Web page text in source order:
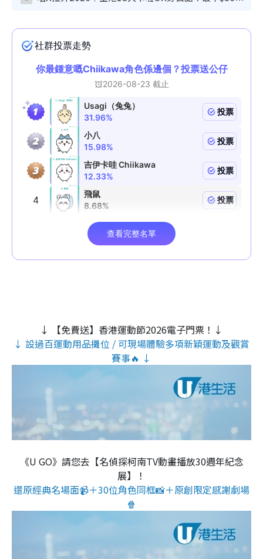
↓ 【免費送】香港運動節2026電子門票！↓
↓ 設過百運動用品攤位 / 可現場體驗多項新穎運動及觀賞
賽事🔥 ↓
《U GO》請您去【名偵探柯南TV動畫播放30週年紀念
展】！
還原經典名場面📹＋30位角色同框📸＋原創限定感謝劇場
🍿